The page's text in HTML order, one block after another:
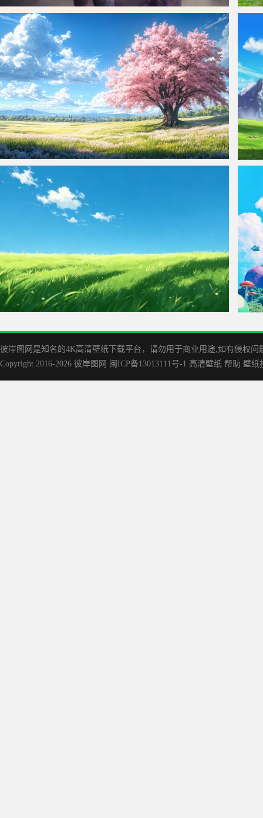
仙侠凌仙 紫色长卷发美女 古风古典 4K壁纸
机壁纸
樱花树风景4k超清车机桌面壁纸
彼岸图网是知名的‌4K高清壁纸下载平台，请勿用于商业用途,如有侵权
Copyright 2016-2026 彼岸图网 闽ICP备13013111号-1 高清壁纸 帮助 壁纸